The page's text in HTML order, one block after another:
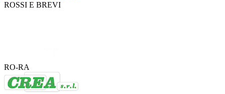
ROSSI E BREVI
RO-RA